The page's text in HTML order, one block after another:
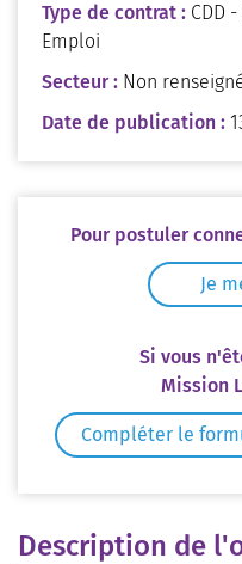
Description de
Type de contrat : CDD
Emploi
Secteur : Non
Date de publication :
Pour postuler
Je
Si vous
Mission
Compléter le